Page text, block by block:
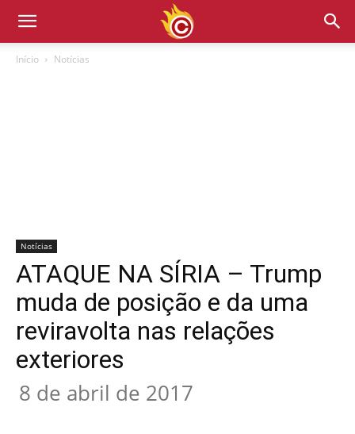
Início Notícias
Notícias
ATAQUE NA SÍRIA – Trump
muda de posição e da uma
reviravolta nas relações
exteriores
8 de abril de 2017